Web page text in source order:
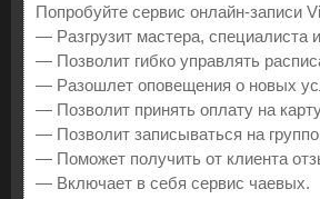
Попробуйте сервис онлайн-записи
— Разгрузит мастера, специалиста
— Позволит гибко управлять
— Разошлет оповещения о новых
— Позволит принять оплату на
— Позволит записываться на
— Поможет получить от клиента
— Включает в себя сервис чаевых.